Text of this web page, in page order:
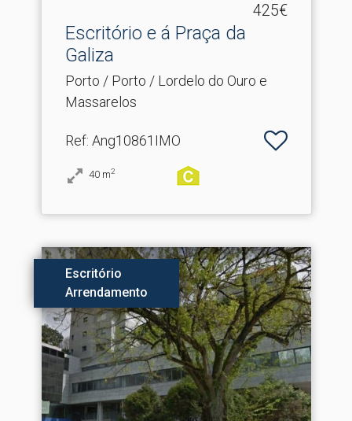
425€
Escritório e á Praça da
Galiza
Porto / Porto / Lordelo do Ouro e
Massarelos
Ref: Ang10861IMO
40 m2
Escritório
Arrendamento